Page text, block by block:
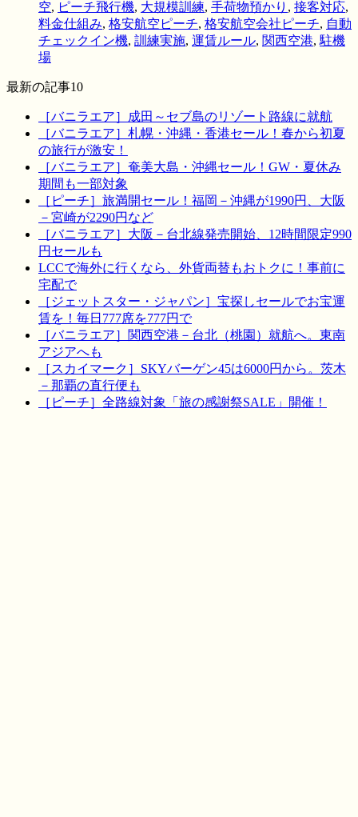
空, ピーチ飛行機, 大規模訓練, 手荷物預かり , 接客対応,
料金仕組み, 格安航空ピーチ, 格安航空会社ピーチ, 自動
チェックイン機, 訓練実施, 運賃ルール, 関西空港, 駐機
場
最新の記事10
［バニラエア］成田～セブ島のリゾート路線に就航
［バニラエア］札幌・沖縄・香港セール！春から初夏
の旅行が激安！
［バニラエア］奄美大島・沖縄セール！GW・夏休み
期間も一部対象
［ピーチ］旅満開セール！福岡－沖縄が1990円、大阪
－宮崎が2290円など
［バニラエア］大阪－台北線発売開始、12時間限定990
円セールも
LCCで海外に行くなら、外貨両替もおトクに！事前に
宅配で
［ジェットスター・ジャパン］宝探しセールでお宝運
賃を！毎日777席を777円で
［バニラエア］関西空港－台北（桃園）就航へ。東南
アジアへも
［スカイマーク］SKYバーゲン45は6000円から。茨木
－那覇の直行便も
［ピーチ］全路線対象「旅の感謝祭SALE」開催！